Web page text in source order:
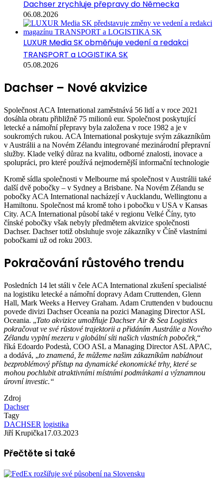
Dachser zrychluje přepravy do Německa
06.08.2026
LUXUR Media SK obměňuje vedení a redakci
TRANSPORT a LOGISTIKA SK
05.08.2026
Dachser – Nové akvizice
Společnost ACA International zaměstnává 56 lidí a v roce 2021
dosáhla obratu přibližně 75 milionů eur. Společnost poskytující
letecké a námořní přepravy byla založena v roce 1982 a je v
soukromých rukou. ACA International poskytuje svým zákazníkům
v Austrálii a na Novém Zélandu integrované mezinárodní přepravní
služby. Klade velký důraz na kvalitu, odborné znalosti, inovace a
spolupráci, pro které používá nejmodernější informační technologie
Kromě sídla společnosti v Melbourne má společnost v Austrálii také
další dvě pobočky – v Sydney a Brisbane. Na Novém Zélandu se
pobočky ACA International nacházejí v Aucklandu, Wellingtonu a
Hamiltonu. Společnost má kromě toho i pobočku v USA v Kansas
City. ACA International působí také v regionu Velké Číny, tyto
čínské pobočky však nebyly předmětem akvizice společnosti
Dachser. Dachser totiž obsluhuje svoje zákazníky v Číně vlastními
pobočkami už od roku 2003.
Pokračování růstového trendu
Posledních 14 let stáli v čele ACA International zkušení specialisté
na logistiku letecké a námořní dopravy Adam Cruttenden, Glenn
Hall, Mark Weeks a Hervey Graham. Adam Cruttenden v budoucnu
povede divizi Dachser Oceania na pozici Managing Director ASL
Oceania. „Tato akvizice umožňuje Dachser Air & Sea Logistics
pokračovat ve své růstové trajektorii a přidáním Austrálie a Nového
Zélandu vyplní mezeru v globální síti našich vlastních poboček,“
říká Edoardo Podestà, COO ASL a Managing Director ASL APAC,
a dodává, „to znamená, že můžeme našim zákazníkům nabídnout
bezproblémový přístup na dynamické ekonomické trhy, které se
mohou pochlubit atraktivními místními podmínkami a významnou
úrovní investic.“
Zdroj
Dachser
Tagy
DACHSER logistika
Jiří Krupička17.03.2023
Přečtěte si také